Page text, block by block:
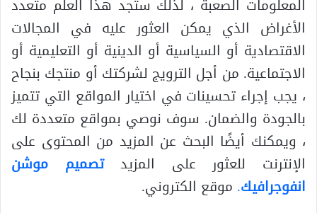
المعلومات الصعبة ، لذلك ستجد هذا العلم متعدد
الأغراض الذي يمكن العثور عليه في المجالات
الاقتصادية أو السياسية أو الدينية أو التعليمية أو
الاجتماعية. من أجل الترويج لشركتك أو منتجك بنجاح
، يجب إجراء تحسينات في اختيار المواقع التي تتميز
بالجودة والضمان. سوف نوصي بمواقع متعددة لك
، ويمكنك أيضًا البحث عن المزيد من المحتوى على
الإنترنت للعثور على المزيد
تصميم موشن
انفوجرافيك. موقع الكتروني.